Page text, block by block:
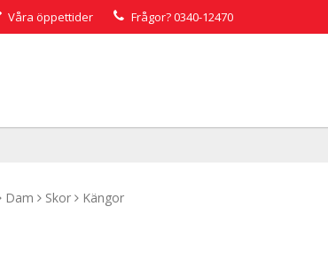
Våra öppettider Frågor?0340-12470
Dam Skor Kängor